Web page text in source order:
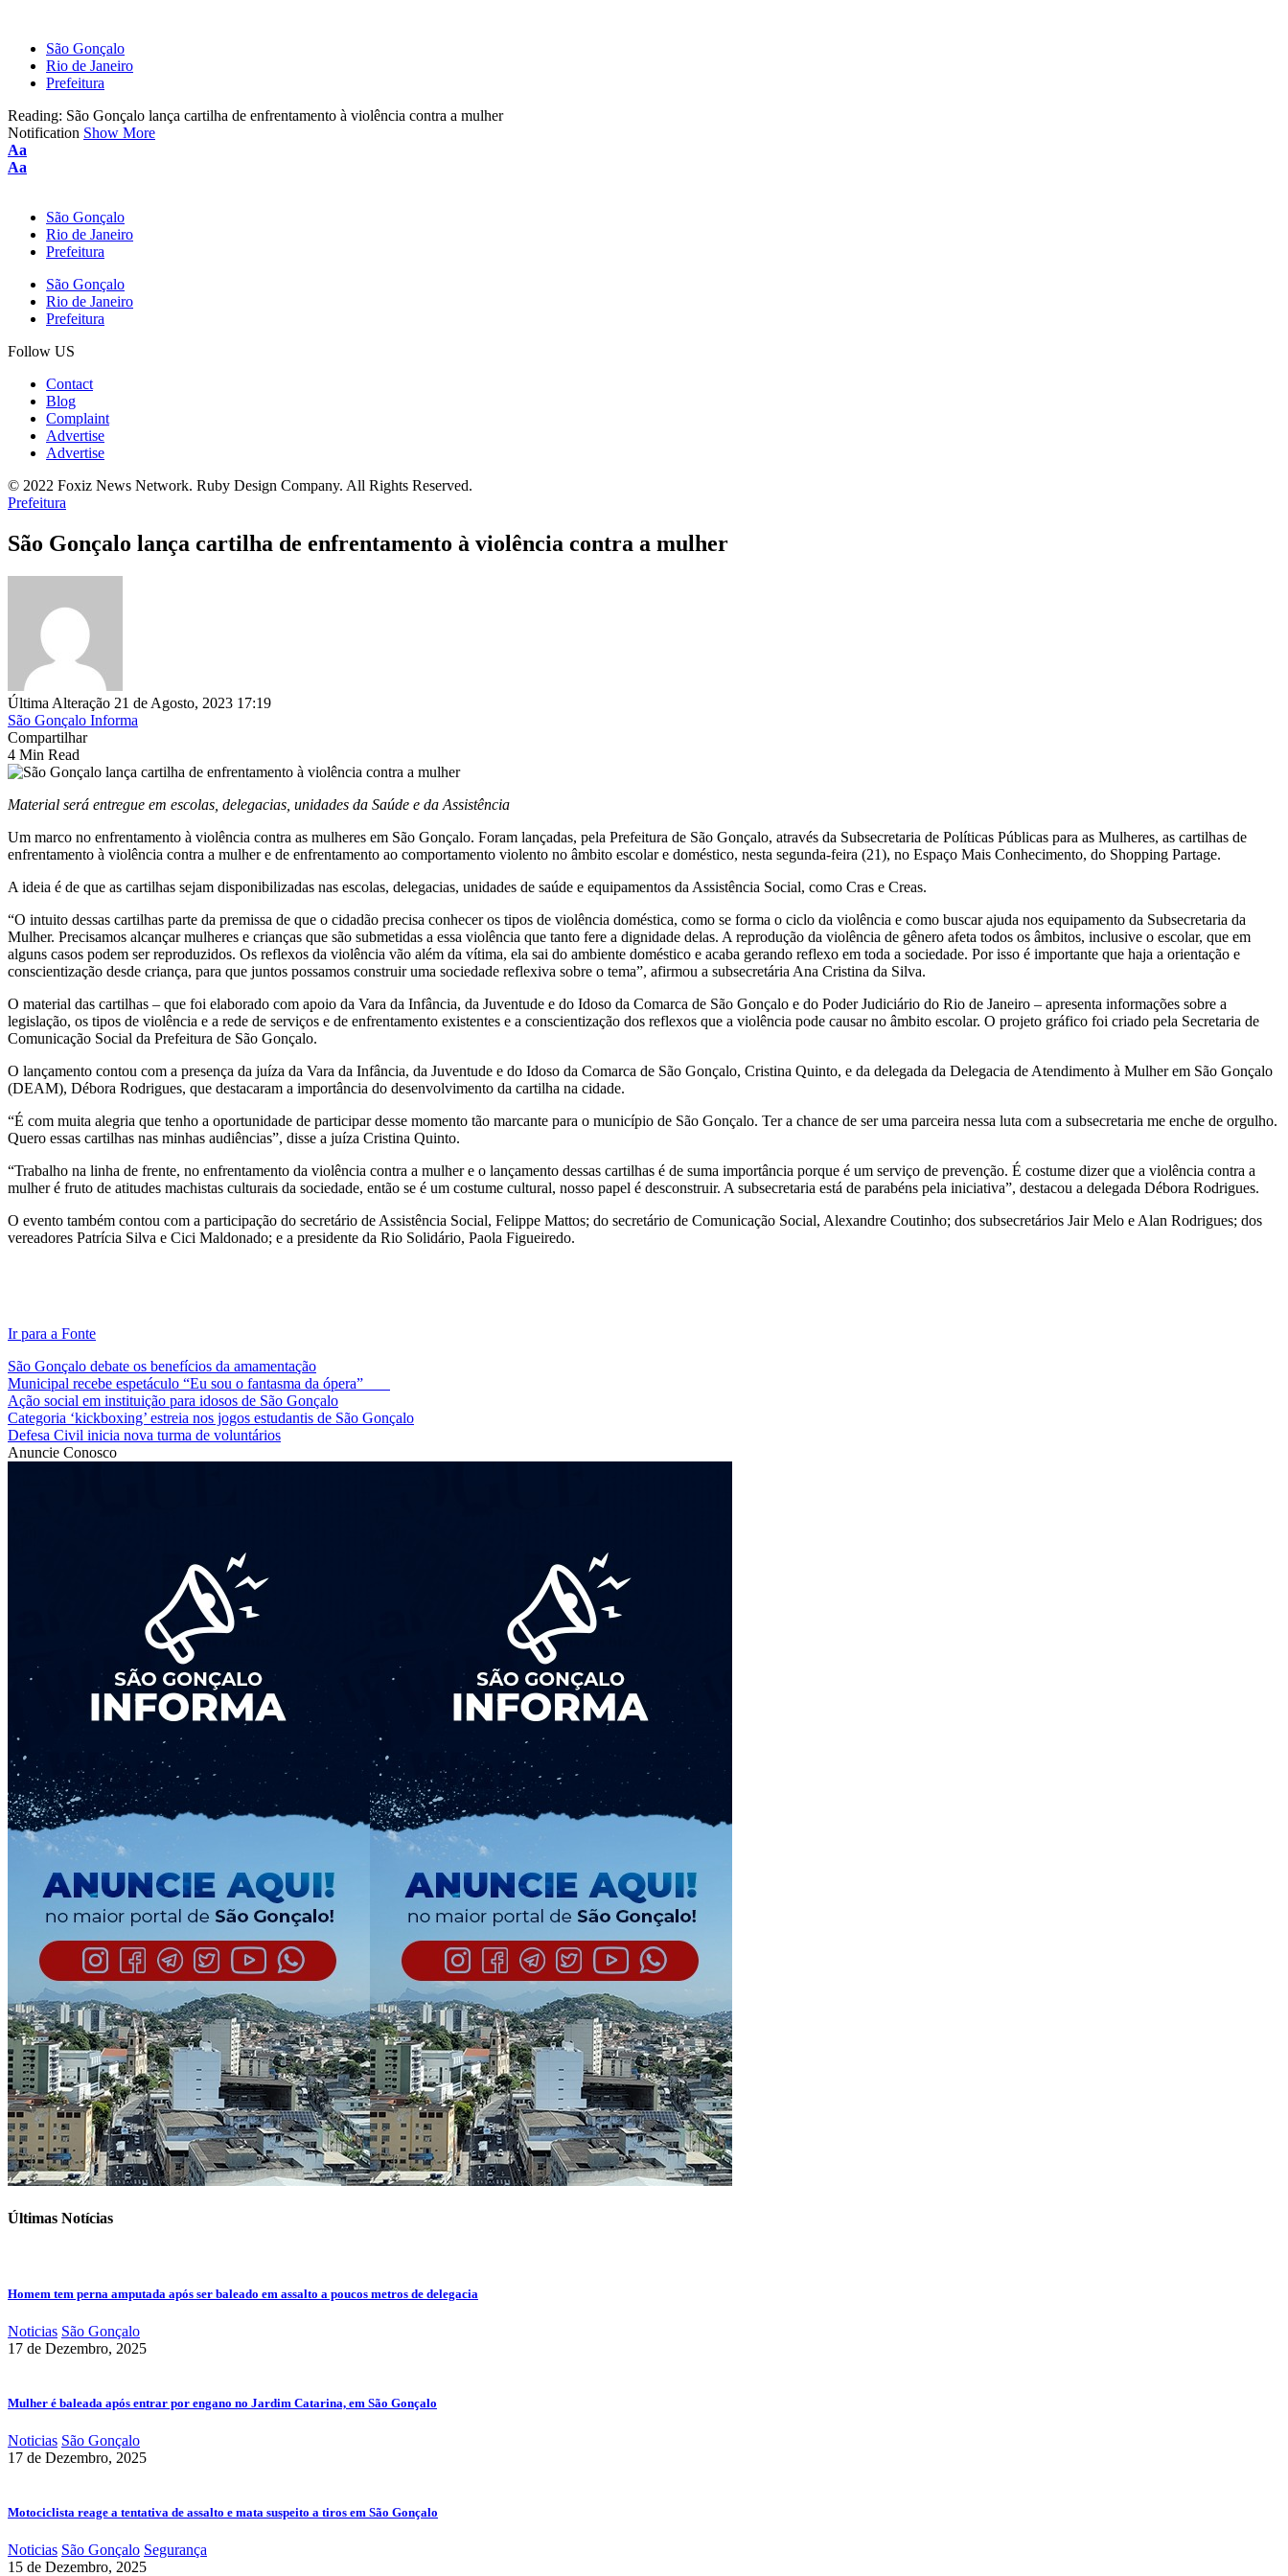
São Gonçalo
Rio de Janeiro
Prefeitura
Reading: São Gonçalo lança cartilha de enfrentamento à violência contra a mulher
Notification Show More
Font
Resizer
Aa
Font
Aa
São Gonçalo
Rio de Janeiro
Prefeitura
São Gonçalo
Rio de Janeiro
Prefeitura
Follow US
Contact
Blog
Complaint
Advertise
Advertise
© 2022 Foxiz News Network. Ruby Design Company. All Rights Reserved.
Prefeitura
São Gonçalo lança cartilha de enfrentamento à violência contra a mulher
Última Alteração 21 de Agosto, 2023 17:19
São Gonçalo Informa
Compartilhar
4 Min Read
Material será entregue em escolas, delegacias, unidades da Saúde e da Assistência
Um marco no enfrentamento à violência contra as mulheres em São Gonçalo. Foram lançadas, pela Prefeitura de São Gonçalo, através da Subsecretaria de Políticas Públicas para as Mulheres, as cartilhas de
enfrentamento à violência contra a mulher e de enfrentamento ao comportamento violento no âmbito escolar e doméstico, nesta segunda-feira (21), no Espaço Mais Conhecimento, do Shopping Partage.
A ideia é de que as cartilhas sejam disponibilizadas nas escolas, delegacias, unidades de saúde e equipamentos da Assistência Social, como Cras e Creas.
“O intuito dessas cartilhas parte da premissa de que o cidadão precisa conhecer os tipos de violência doméstica, como se forma o ciclo da violência e como buscar ajuda nos equipamento da Subsecretaria da
Mulher. Precisamos alcançar mulheres e crianças que são submetidas a essa violência que tanto fere a dignidade delas. A reprodução da violência de gênero afeta todos os âmbitos, inclusive o escolar, que em
alguns casos podem ser reproduzidos. Os reflexos da violência vão além da vítima, ela sai do ambiente doméstico e acaba gerando reflexo em toda a sociedade. Por isso é importante que haja a orientação e
conscientização desde criança, para que juntos possamos construir uma sociedade reflexiva sobre o tema”, afirmou a subsecretária Ana Cristina da Silva.
O material das cartilhas – que foi elaborado com apoio da Vara da Infância, da Juventude e do Idoso da Comarca de São Gonçalo e do Poder Judiciário do Rio de Janeiro – apresenta informações sobre a
legislação, os tipos de violência e a rede de serviços e de enfrentamento existentes e a conscientização dos reflexos que a violência pode causar no âmbito escolar. O projeto gráfico foi criado pela Secretaria de
Comunicação Social da Prefeitura de São Gonçalo.
O lançamento contou com a presença da juíza da Vara da Infância, da Juventude e do Idoso da Comarca de São Gonçalo, Cristina Quinto, e da delegada da Delegacia de Atendimento à Mulher em São Gonçalo
(DEAM), Débora Rodrigues, que destacaram a importância do desenvolvimento da cartilha na cidade.
“É com muita alegria que tenho a oportunidade de participar desse momento tão marcante para o município de São Gonçalo. Ter a chance de ser uma parceira nessa luta com a subsecretaria me enche de orgulho.
Quero essas cartilhas nas minhas audiências”, disse a juíza Cristina Quinto.
“Trabalho na linha de frente, no enfrentamento da violência contra a mulher e o lançamento dessas cartilhas é de suma importância porque é um serviço de prevenção. É costume dizer que a violência contra a
mulher é fruto de atitudes machistas culturais da sociedade, então se é um costume cultural, nosso papel é desconstruir. A subsecretaria está de parabéns pela iniciativa”, destacou a delegada Débora Rodrigues.
O evento também contou com a participação do secretário de Assistência Social, Felippe Mattos; do secretário de Comunicação Social, Alexandre Coutinho; dos subsecretários Jair Melo e Alan Rodrigues; dos
vereadores Patrícia Silva e Cici Maldonado; e a presidente da Rio Solidário, Paola Figueiredo.
Ir para a Fonte
São Gonçalo debate os benefícios da amamentação
Municipal recebe espetáculo “Eu sou o fantasma da ópera”
Ação social em instituição para idosos de São Gonçalo
Categoria ‘kickboxing’ estreia nos jogos estudantis de São Gonçalo
Defesa Civil inicia nova turma de voluntários
Anuncie Conosco
Últimas Notícias
Homem tem perna amputada após ser baleado em assalto a poucos metros de delegacia
Noticias São Gonçalo
17 de Dezembro, 2025
Mulher é baleada após entrar por engano no Jardim Catarina, em São Gonçalo
Noticias São Gonçalo
17 de Dezembro, 2025
Motociclista reage a tentativa de assalto e mata suspeito a tiros em São Gonçalo
Noticias São Gonçalo Segurança
15 de Dezembro, 2025